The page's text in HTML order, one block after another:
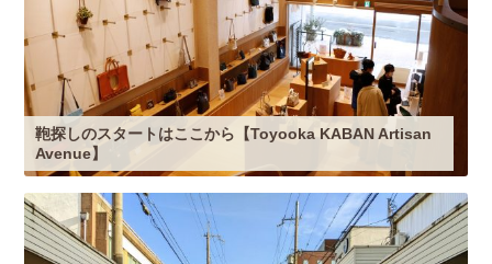
鞄探しのスタートはここから【Toyooka KABAN Artisan
Avenue】